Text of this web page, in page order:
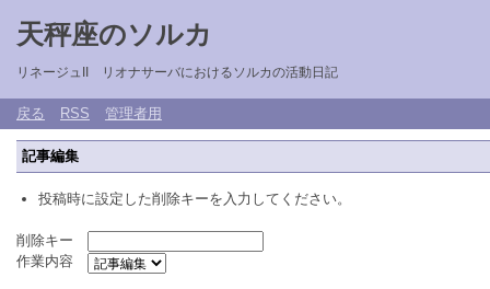
天秤座のソルカ
リネージュII リオナサーバにおけるソルカの活動日記
戻る RSS 管理者用
記事編集
投稿時に設定した削除キーを入力してください。
削除キー
作業内容